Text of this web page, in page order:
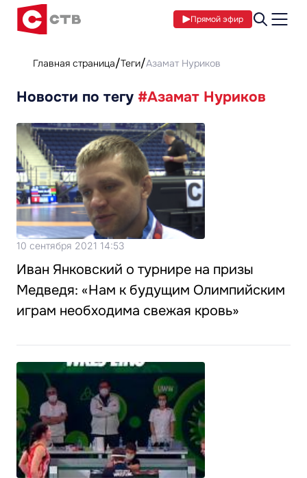
Прямой эфир
Главная страница Теги Азамат Нуриков
Новости по тегу #Азамат Нуриков
10 сентября 2021 14:53
Иван Янковский о турнире на призы
Медведя: «Нам к будущим Олимпийским
играм необходима свежая кровь»